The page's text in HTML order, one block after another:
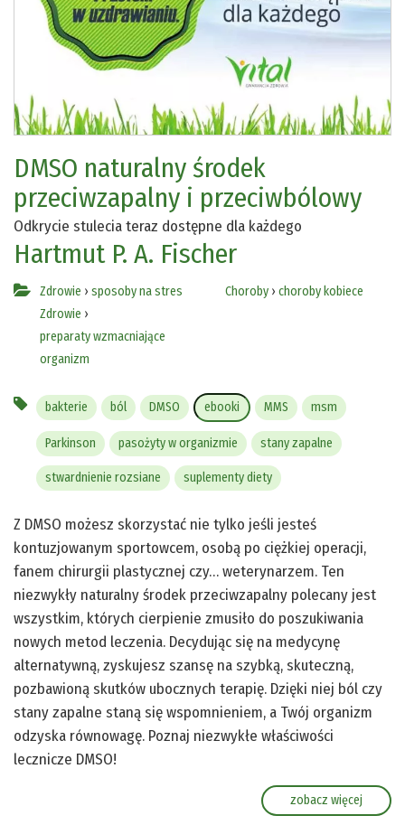
DMSO naturalny środek
przeciwzapalny i przeciwbólowy
Odkrycie stulecia teraz dostępne dla każdego
Hartmut P. A. Fischer
Zdrowie › sposoby na stres
Zdrowie ›
preparaty wzmacniające
organizm
Choroby› choroby kobiece
bakterie ból DMSO ebooki MMS msm
Parkinson pasożyty w organizmie stany zapalne
stwardnienie rozsiane suplementy diety
Z DMSO możesz skorzystać nie tylko jeśli jesteś
kontuzjowanym sportowcem, osobą po ciężkiej operacji,
fanem chirurgii plastycznej czy… weterynarzem. Ten
niezwykły naturalny środek przeciwzapalny polecany jest
wszystkim, których cierpienie zmusiło do poszukiwania
nowych metod leczenia. Decydując się na medycynę
alternatywną, zyskujesz szansę na szybką, skuteczną,
pozbawioną skutków ubocznych terapię. Dzięki niej ból czy
stany zapalne staną się wspomnieniem, a Twój organizm
odzyska równowagę. Poznaj niezwykłe właściwości
lecznicze DMSO!
zobacz więcej